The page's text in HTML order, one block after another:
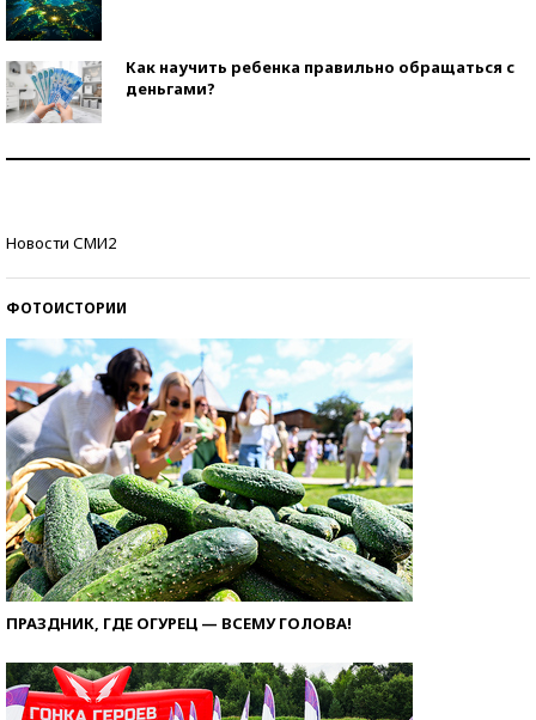
Как научить ребенка правильно обращаться с
деньгами?
Новости СМИ2
ФОТОИСТОРИИ
ПРАЗДНИК, ГДЕ ОГУРЕЦ — ВСЕМУ ГОЛОВА!